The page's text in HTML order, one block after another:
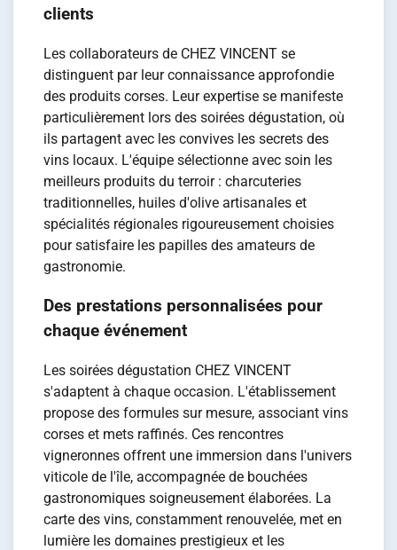
clients
Les collaborateurs de CHEZ VINCENT se
distinguent par leur connaissance approfondie
des produits corses. Leur expertise se manifeste
particulièrement lors des soirées dégustation, où
ils partagent avec les convives les secrets des
vins locaux. L'équipe sélectionne avec soin les
meilleurs produits du terroir : charcuteries
traditionnelles, huiles d'olive artisanales et
spécialités régionales rigoureusement choisies
pour satisfaire les papilles des amateurs de
gastronomie.
Des prestations personnalisées pour
chaque événement
Les soirées dégustation CHEZ VINCENT
s'adaptent à chaque occasion. L'établissement
propose des formules sur mesure, associant vins
corses et mets raffinés. Ces rencontres
vigneronnes offrent une immersion dans l'univers
viticole de l'île, accompagnée de bouchées
gastronomiques soigneusement élaborées. La
carte des vins, constamment renouvelée, met en
lumière les domaines prestigieux et les